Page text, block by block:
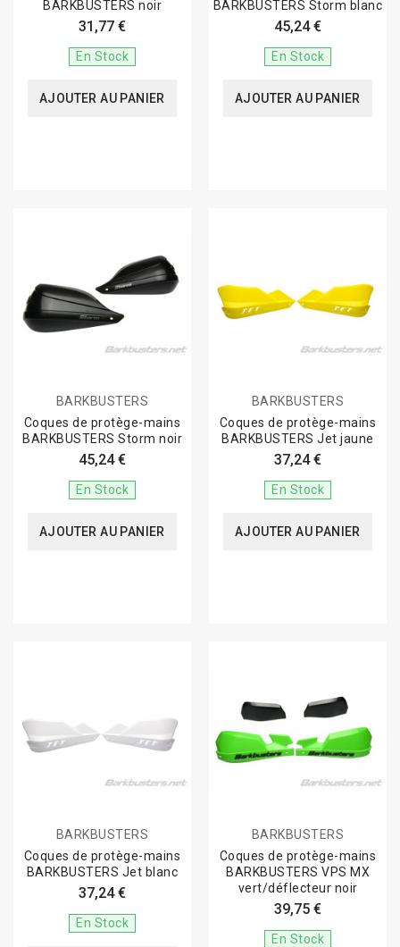
BARKBUSTERS noir
31,77 €
En Stock
AJOUTER AU PANIER
BARKBUSTERS Storm blanc
45,24 €
En Stock
AJOUTER AU PANIER
BARKBUSTERS
Coques de protège-mains
BARKBUSTERS Storm noir
45,24 €
En Stock
AJOUTER AU PANIER
BARKBUSTERS
Coques de protège-mains
BARKBUSTERS Jet jaune
37,24 €
En Stock
AJOUTER AU PANIER
BARKBUSTERS
Coques de protège-mains
BARKBUSTERS Jet blanc
37,24 €
En Stock
BARKBUSTERS
Coques de protège-mains
BARKBUSTERS VPS MX
vert/déflecteur noir
39,75 €
En Stock